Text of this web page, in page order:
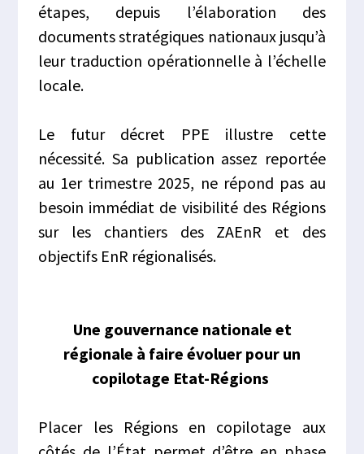
étapes, depuis l’élaboration des
documents stratégiques nationaux jusqu’à
leur traduction opérationnelle à l’échelle
locale.
Le futur décret PPE illustre cette
nécessité. Sa publication assez reportée
au 1er trimestre 2025, ne répond pas au
besoin immédiat de visibilité des Régions
sur les chantiers des ZAEnR et des
objectifs EnR régionalisés.
Une gouvernance nationale et
régionale à faire évoluer pour un
copilotage Etat-Régions
Placer les Régions en copilotage aux